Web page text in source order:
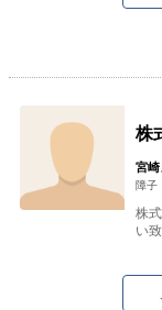
株
宮
障子
株
い